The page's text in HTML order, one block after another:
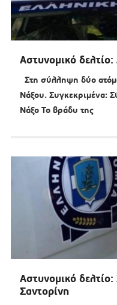
Αστυνομικό
Στη σύλληψη δύο
Νάξου. Συγκεκριμένα:
Νάξο Το βράδυ της
Αστυνομικό
Σαντορίνη